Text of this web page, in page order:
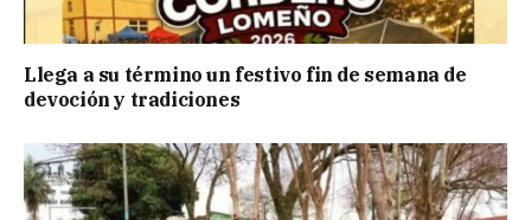
Llega a su término un festivo fin de semana de
devoción y tradiciones